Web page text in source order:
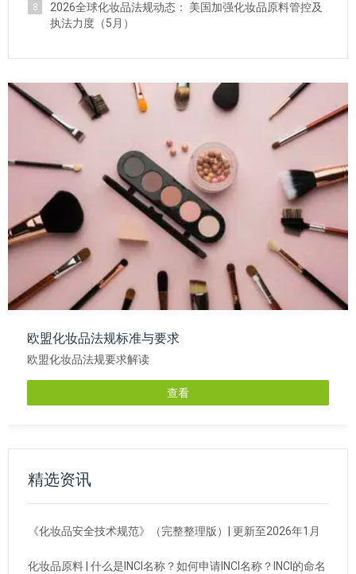
8
2026全球化妆品法规动态： 美国加强化妆品原料管控及
执法力度（5月）
欧盟化妆品法规标准与要求
欧盟化妆品法规要求解读
查看
精选资讯
《化妆品安全技术规范》（完整整理版）| 更新至2026年1月
化妆品原料 | 什么是INCI名称？如何申请INCI名称？INCI的命名